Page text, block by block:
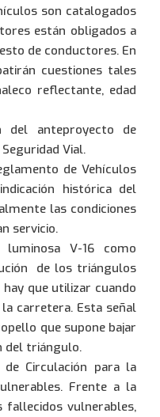
son catalogados
están obligados a
de conductores. En
cuestiones tales
reflectante, edad
del anteproyecto de
Vial.
de Vehículos
histórica del
las condiciones
servicio.
V-16 como
de los triángulos
que utilizar cuando
carretera. Esta señal
que supone bajar
del triángulo.
Circulación para la
Frente a la
fallecidos vulnerables,